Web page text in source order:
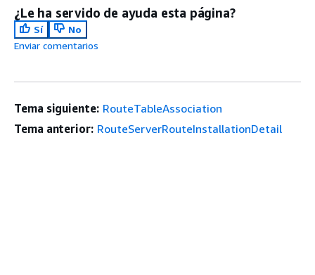
¿Le ha servido de ayuda esta página?
Sí
No
Enviar comentarios
Tema siguiente: RouteTableAssociation
Tema anterior: RouteServerRouteInstallationDetail